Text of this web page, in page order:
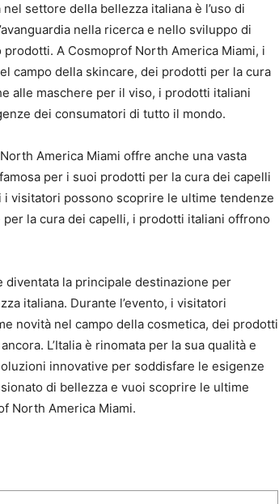
settore della bellezza italiana è l’uso di
nella ricerca e nello sviluppo di
A Cosmoprof North America Miami, i
campo della skincare, dei prodotti per la cura
alle maschere per il viso, i prodotti italiani
dei consumatori di tutto il mondo.
America Miami offre anche una vasta
per i suoi prodotti per la cura dei capelli
visitatori possono scoprire le ultime tendenze
la cura dei capelli, i prodotti italiani offrono
la principale destinazione per
italiana. Durante l’evento, i visitatori
novità nel campo della cosmetica, dei prodotti
L’Italia è rinomata per la sua qualità e
innovative per soddisfare le esigenze
di bellezza e vuoi scoprire le ultime
North America Miami.